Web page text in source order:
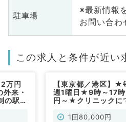
駐車場
※最新情報
お問い合わ
この求人と条件が近い
万円
来・
の駅チ
【東京都／港区】
週1曜日★9時～17
円～★クリニックに
事です！(消化器内
1回80,000円